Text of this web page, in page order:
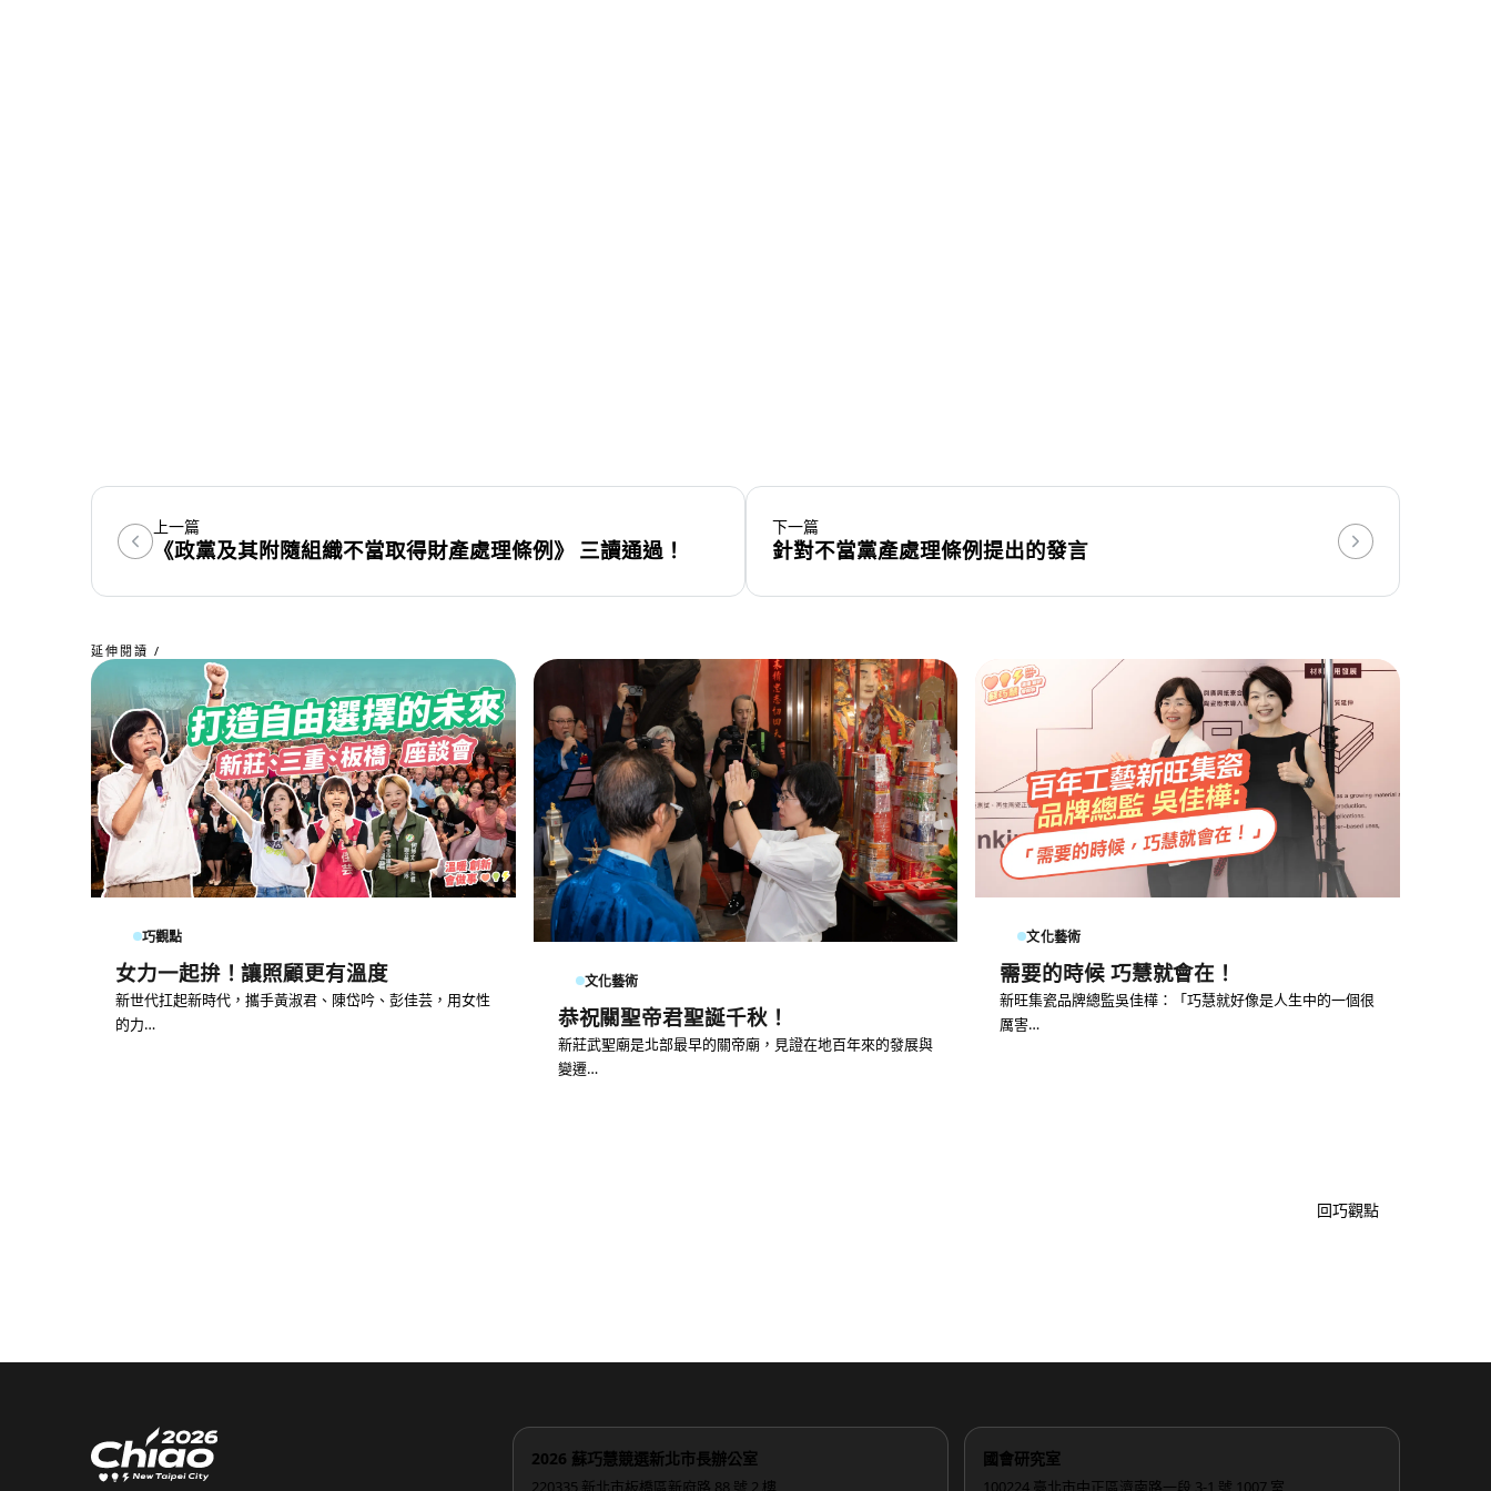
上一篇
《政黨及其附隨組織不當取得財產處理條例》 三讀通過！
下一篇
針對不當黨產處理條例提出的發言
延伸閱讀 /
巧觀點
女力一起拚！讓照顧更有溫度
新世代扛起新時代，攜手黃淑君、陳岱吟、彭佳芸，用女性
的力…
文化藝術
恭祝關聖帝君聖誕千秋！
新莊武聖廟是北部最早的關帝廟，見證在地百年來的發展與
變遷…
文化藝術
需要的時候 巧慧就會在！
新旺集瓷品牌總監吳佳樺：「巧慧就好像是人生中的一個很
厲害…
回巧觀點
2026 蘇巧慧競選新北市長辦公室
220335 新北市板橋區新府路 88 號 2 樓
國會研究室
100224 臺北市中正區濟南路一段 3-1 號 1007 室